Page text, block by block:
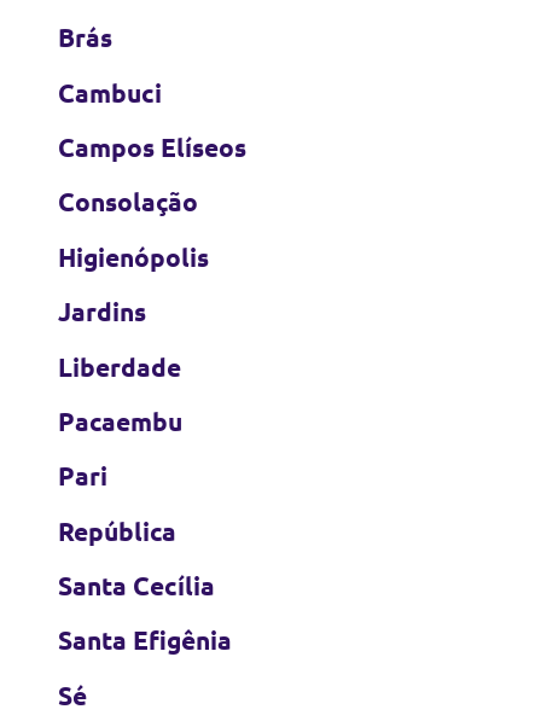
Brás
Cambuci
Campos Elíseos
Consolação
Higienópolis
Jardins
Liberdade
Pacaembu
Pari
República
Santa Cecília
Santa Efigênia
Sé